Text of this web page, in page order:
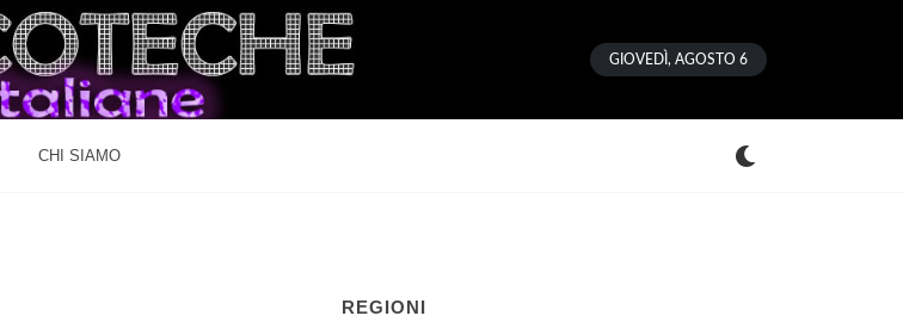
GIOVEDÌ, AGOSTO 6
CHI SIAMO
REGIONI